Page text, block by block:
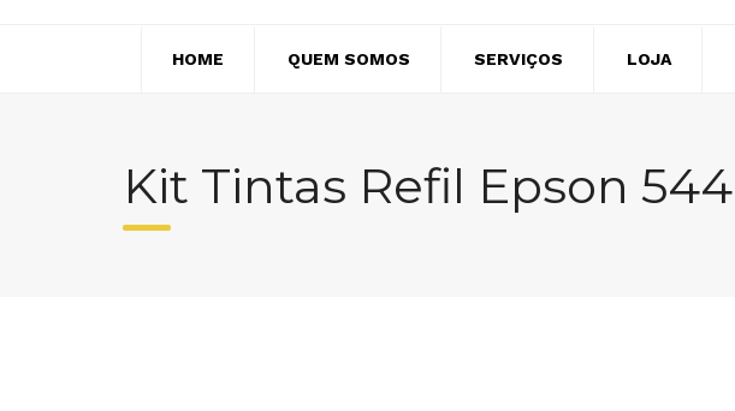
HOME QUEM SOMOS SERVIÇOS LOJA
Kit Tintas Refil Epson 544